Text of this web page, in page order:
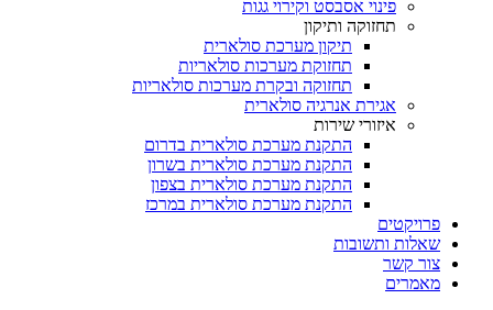
פינוי אסבסט וקירוי גגות
תחזוקה ותיקון
תיקון מערכת סולארית
תחזוקת מערכות סולאריות
תחזוקה ובקרת מערכות סולאריות
אגירת אנרגיה סולארית
איזורי שירות
התקנת מערכת סולארית בדרום
התקנת מערכת סולארית בשרון
התקנת מערכת סולארית בצפון
התקנת מערכת סולארית במרכז
פרויקטים
שאלות ותשובות
צור קשר
מאמרים